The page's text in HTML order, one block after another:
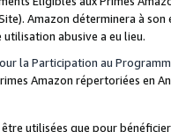
Amazon déterminera à
abusive a eu lieu.
la Participation au
Amazon répertoriées en
utilisées que pour